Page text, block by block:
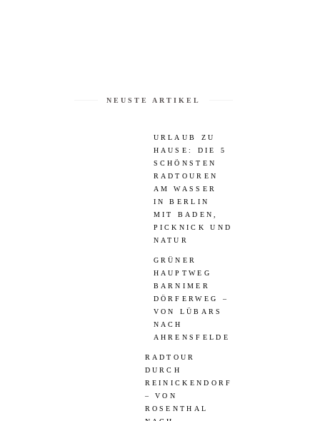
NEUSTE ARTIKEL
URLAUB ZU
HAUSE: DIE 5
SCHÖNSTEN
RADTOUREN
AM WASSER
IN BERLIN
MIT BADEN,
PICKNICK UND
NATUR
GRÜNER
HAUPTWEG
BARNIMER
DÖRFERWEG –
VON LÜBARS
NACH
AHRENSFELDE
RADTOUR
DURCH
REINICKENDORF
– VON
ROSENTHAL